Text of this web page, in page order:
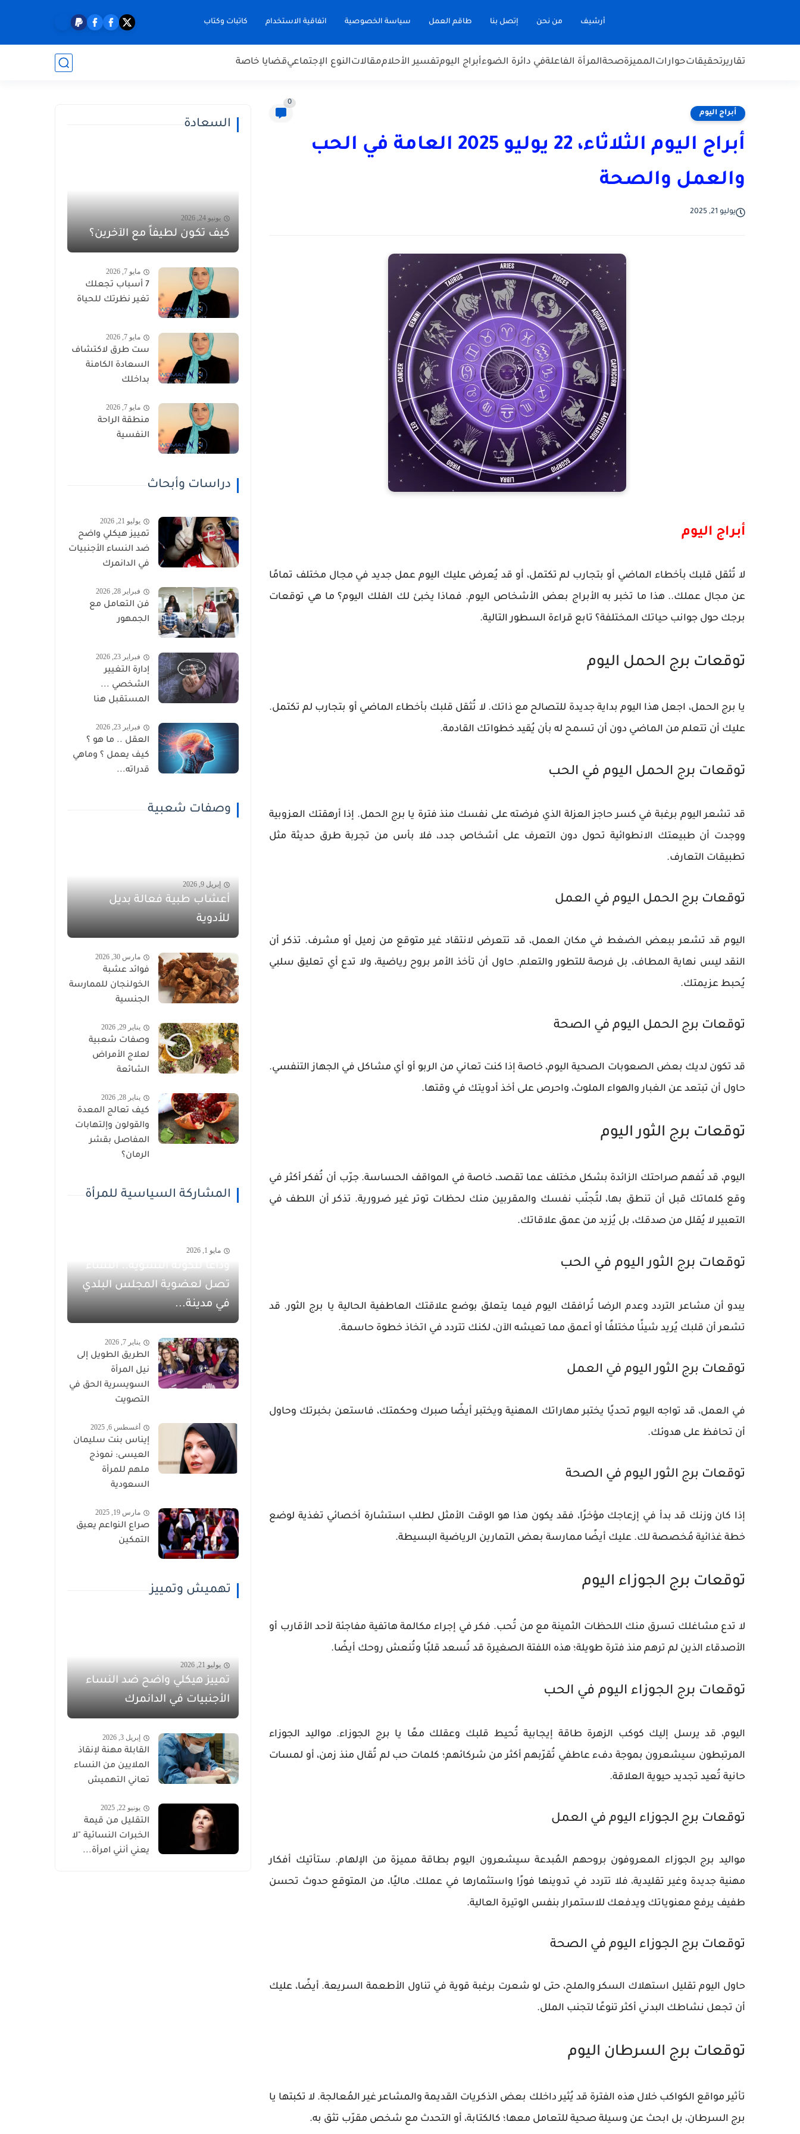
أرشيف من نحن إتصل بنا طاقم العمل سياسة الخصوصية اتفاقية الاستخدام كاتبات وكتاب
تقاريرتحقيقاتحواراتالمميزةصحةالمرأة الفاعلةفي دائرة الضوءأبراج اليومتفسير الأحلاممقالاتالنوع الإجتماعيقضايا خاصة
أبراج اليوم
0
أبراج اليوم الثلاثاء، 22 يوليو 2025 العامة في الحب
والعمل والصحة
يوليو 21, 2025
أبراج اليوم
لا تُثقل قلبك بأخطاء الماضي أو بتجارب لم تكتمل، أو قد يُعرض عليك اليوم عمل جديد في مجال مختلف تمامًا
عن مجال عملك.. هذا ما تخبر به الأبراج بعض الأشخاص اليوم. فماذا يخبئ لك الفلك اليوم؟ ما هي توقعات
برجك حول جوانب حياتك المختلفة؟ تابع قراءة السطور التالية.
توقعات برج الحمل اليوم
يا برج الحمل، اجعل هذا اليوم بداية جديدة للتصالح مع ذاتك. لا تُثقل قلبك بأخطاء الماضي أو بتجارب لم تكتمل.
عليك أن تتعلم من الماضي دون أن تسمح له بأن يُقيد خطواتك القادمة.
توقعات برج الحمل اليوم في الحب
قد تشعر اليوم برغبة في كسر حاجز العزلة الذي فرضته على نفسك منذ فترة يا برج الحمل. إذا أرهقتك العزوبية
ووجدت أن طبيعتك الانطوائية تحول دون التعرف على أشخاص جدد، فلا بأس من تجربة طرق حديثة مثل
تطبيقات التعارف.
توقعات برج الحمل اليوم في العمل
اليوم قد تشعر ببعض الضغط في مكان العمل، قد تتعرض لانتقاد غير متوقع من زميل أو مشرف. تذكر أن
النقد ليس نهاية المطاف، بل فرصة للتطور والتعلم. حاول أن تأخذ الأمر بروح رياضية، ولا تدع أي تعليق سلبي
يُحبط عزيمتك.
توقعات برج الحمل اليوم في الصحة
قد تكون لديك بعض الصعوبات الصحية اليوم، خاصة إذا كنت تعاني من الربو أو أي مشاكل في الجهاز التنفسي.
حاول أن تبتعد عن الغبار والهواء الملوث، واحرص على أخذ أدويتك في وقتها.
توقعات برج الثور اليوم
اليوم، قد تُفهم صراحتك الزائدة بشكل مختلف عما تقصد، خاصة في المواقف الحساسة. جرّب أن تُفكر أكثر في
وقع كلماتك قبل أن تنطق بها، لتُجنّب نفسك والمقربين منك لحظات توتر غير ضرورية. تذكر أن اللطف في
التعبير لا يُقلل من صدقك، بل يُزيد من عمق علاقاتك.
توقعات برج الثور اليوم في الحب
يبدو أن مشاعر التردد وعدم الرضا تُرافقك اليوم فيما يتعلق بوضع علاقتك العاطفية الحالية يا برج الثور. قد
تشعر أن قلبك يُريد شيئًا مختلفًا أو أعمق مما تعيشه الآن، لكنك تتردد في اتخاذ خطوة حاسمة.
توقعات برج الثور اليوم في العمل
في العمل، قد تواجه اليوم تحديًا يختبر مهاراتك المهنية ويختبر أيضًا صبرك وحكمتك، فاستعن بخبرتك وحاول
أن تحافظ على هدوئك.
توقعات برج الثور اليوم في الصحة
إذا كان وزنك قد بدأ في إزعاجك مؤخرًا، فقد يكون هذا هو الوقت الأمثل لطلب استشارة أخصائي تغذية لوضع
خطة غذائية مُخصصة لك. عليك أيضًا ممارسة بعض التمارين الرياضية البسيطة.
توقعات برج الجوزاء اليوم
لا تدع مشاغلك تسرق منك اللحظات الثمينة مع من تُحب. فكر في إجراء مكالمة هاتفية مفاجئة لأحد الأقارب أو
الأصدقاء الذين لم ترهم منذ فترة طويلة؛ هذه اللفتة الصغيرة قد تُسعد قلبًا وتُنعش روحك أيضًا.
توقعات برج الجوزاء اليوم في الحب
اليوم، قد يرسل إليك كوكب الزهرة طاقة إيجابية تُحيط قلبك وعقلك معًا يا برج الجوزاء. مواليد الجوزاء
المرتبطون سيشعرون بموجة دفء عاطفي تُقرّبهم أكثر من شركائهم؛ كلمات حب لم تُقال منذ زمن، أو لمسات
حانية تُعيد تجديد حيوية العلاقة.
توقعات برج الجوزاء اليوم في العمل
مواليد برج الجوزاء المعروفون بروحهم المُبدعة سيشعرون اليوم بطاقة مميزة من الإلهام. ستأتيك أفكار
مهنية جديدة وغير تقليدية، فلا تتردد في تدوينها فورًا واستثمارها في عملك. ماليًا، من المتوقع حدوث تحسن
طفيف يرفع معنوياتك ويدفعك للاستمرار بنفس الوتيرة العالية.
توقعات برج الجوزاء اليوم في الصحة
حاول اليوم تقليل استهلاك السكر والملح، حتى لو شعرت برغبة قوية في تناول الأطعمة السريعة. أيضًا، عليك
أن تجعل نشاطك البدني أكثر تنوعًا لتجنب الملل.
توقعات برج السرطان اليوم
تأثير مواقع الكواكب خلال هذه الفترة قد يُثير داخلك بعض الذكريات القديمة والمشاعر غير المُعالجة. لا تكبتها يا
برج السرطان، بل ابحث عن وسيلة صحية للتعامل معها؛ كالكتابة، أو التحدث مع شخص مقرّب تثق به.
السعادة
يونيو 24, 2026
كيف تكون لطيفاً مع الآخرين؟
مايو 7, 2026
7 أسباب تجعلك
تغير نظرتك للحياة
مايو 7, 2026
ست طرق لاكتشاف
السعادة الكامنة
بداخلك
مايو 7, 2026
منطقة الراحة
النفسية
دراسات وأبحاث
يوليو 21, 2026
تمييز هيكلي واضح
ضد النساء الأجنبيات
في الدانمرك
فبراير 28, 2026
فن التعامل مع
الجمهور
فبراير 23, 2026
إدارة التغيير
الشخصي ...
المستقبل هنا
فبراير 23, 2026
العقل .. ما هو ؟
كيف يعمل ؟ وماهي
قدراته...
وصفات شعبية
إبريل 9, 2026
أعشاب طبية فعالة بديل
للأدوية
مارس 30, 2026
فوائد عشبة
الخولنجان للممارسة
الجنسية
يناير 29, 2026
وصفات شعبية
لعلاج الأمراض
الشائعة
يناير 28, 2026
كيف تعالج المعدة
والقولون وإلتهابات
المفاصل بقشر
الرمان؟
المشاركة السياسية للمرأة
مايو 1, 2026
وداعاً للكوتة النسوية.. النساء
تصل لعضوية المجلس البلدي
في مدينة...
يناير 7, 2026
الطريق الطويل إلى
نيل المرأة
السويسرية الحق في
التصويت
أغسطس 6, 2025
إيناس بنت سليمان
العيسى: نموذج
ملهم للمرأة
السعودية
مارس 19, 2025
صراع النواعم يعيق
التمكين
تهميش وتمييز
يوليو 21, 2026
تمييز هيكلي واضح ضد النساء
الأجنبيات في الدانمرك
إبريل 3, 2026
القابلة مهنة لإنقاذ
الملايين من النساء
تعاني التهميش
يونيو 22, 2025
التقليل من قيمة
الخبرات النسائية "لا
يعني أنني امرأة...